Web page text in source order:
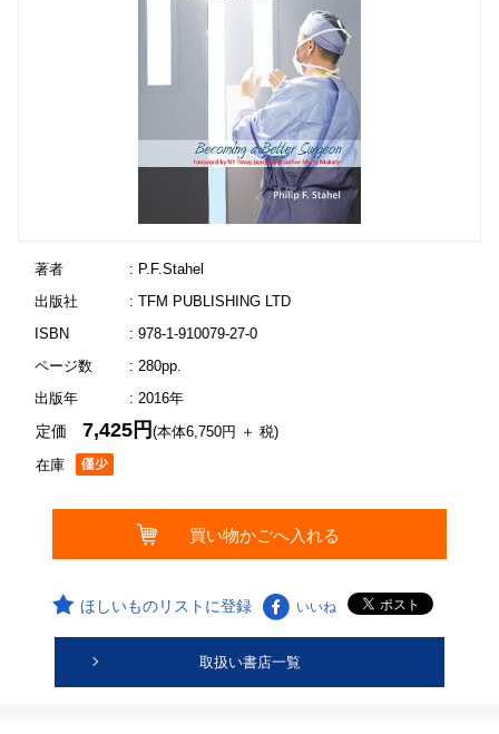
著者
: P.F.Stahel
出版社
: TFM PUBLISHING LTD
ISBN
: 978-1-910079-27-0
ページ数
: 280pp.
出版年
: 2016年
在庫
定価7,425円(本体6,750円 ＋ 税)
ほしいものリストに登録 いいね
取扱い書店一覧